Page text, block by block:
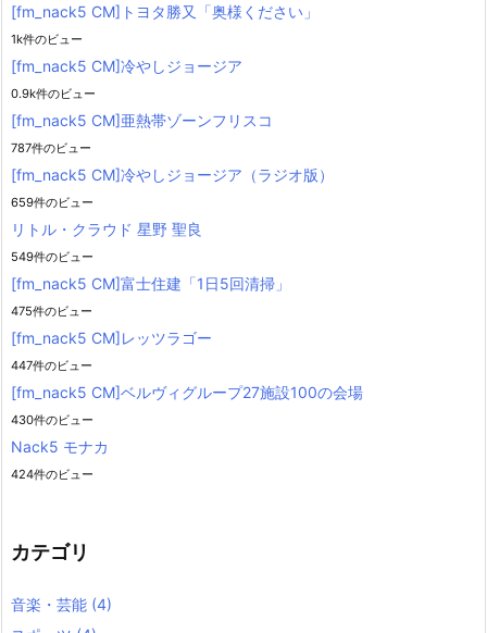
[fm_nack5 CM]トヨタ勝又「奥様ください」
1k件のビュー
[fm_nack5 CM]冷やしジョージア
0.9k件のビュー
[fm_nack5 CM]亜熱帯ゾーンフリスコ
787件のビュー
[fm_nack5 CM]冷やしジョージア（ラジオ版）
659件のビュー
リトル・クラウド 星野 聖良
549件のビュー
[fm_nack5 CM]富士住建「1日5回清掃」
475件のビュー
[fm_nack5 CM]レッツラゴー
447件のビュー
[fm_nack5 CM]ベルヴィグループ27施設100の会場
430件のビュー
Nack5 モナカ
424件のビュー
カテゴリ
音楽・芸能 (4)